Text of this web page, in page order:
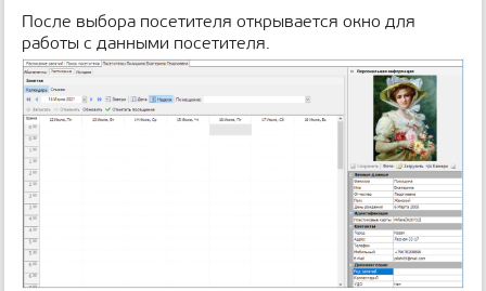
После выбора посетителя открывается окно для
работы с данными посетителя.